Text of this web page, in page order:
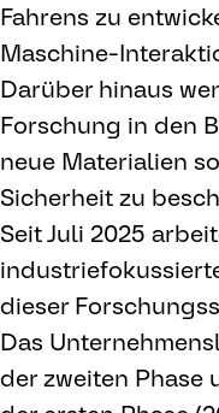
Fahrens zu
Maschine-
Darüber hinaus
Forschung in den
neue Materialien
Sicherheit zu
Seit Juli 2025
dieser
Das
der zweiten Phase